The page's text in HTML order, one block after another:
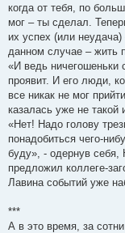
когда от тебя, по
мог – ты сделал.
их успех (или
данном случае – жить
«И ведь ничегошеньки
проявит. И его люди,
все никак не мог
казалась уже не такой
«Нет! Надо голову
понадобиться чего-
буду», - одернув себя,
предложил коллеге-
Лавина событий уже
***
А в это время, за